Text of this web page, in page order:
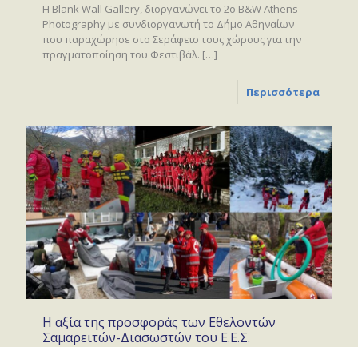
Η Blank Wall Gallery, διοργανώνει το 2ο B&W Athens
Photography με συνδιοργανωτή το Δήμο Αθηναίων
που παραχώρησε στο Σεράφειο τους χώρους για την
πραγματοποίηση του Φεστιβάλ. […]
Περισσότερα
Η αξία της προσφοράς των Εθελοντών
Σαμαρειτών-Διασωστών του Ε.Ε.Σ.